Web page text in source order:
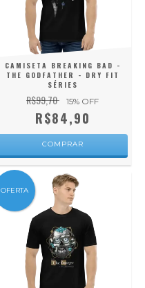
CAMISETA BREAKING BAD -
THE GODFATHER - DRY FIT
SÉRIES
R$99,70 15% OFF
R$84,90
COMPRAR
OFERTA